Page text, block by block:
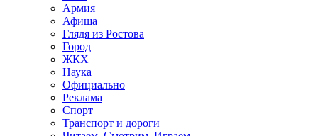
Армия
Афиша
Глядя из Ростова
Город
ЖКХ
Наука
Официально
Реклама
Спорт
Транспорт и дороги